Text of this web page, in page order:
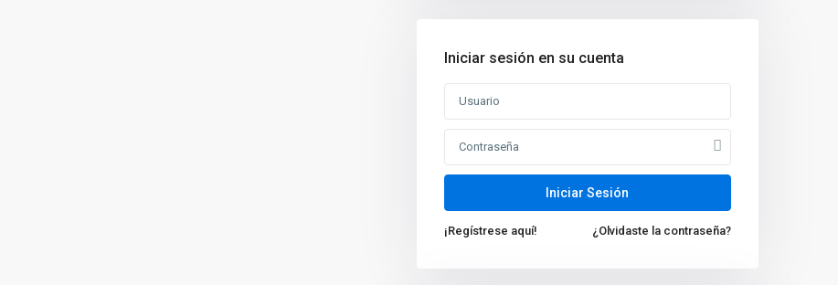
Iniciar sesión en su cuenta
Iniciar Sesión
¡Regístrese aquí! ¿Olvidaste la contraseña?
Nuevas propiedades
Venta de Casa de Lujo
Oficina en Renta en
Managua Nicarag...